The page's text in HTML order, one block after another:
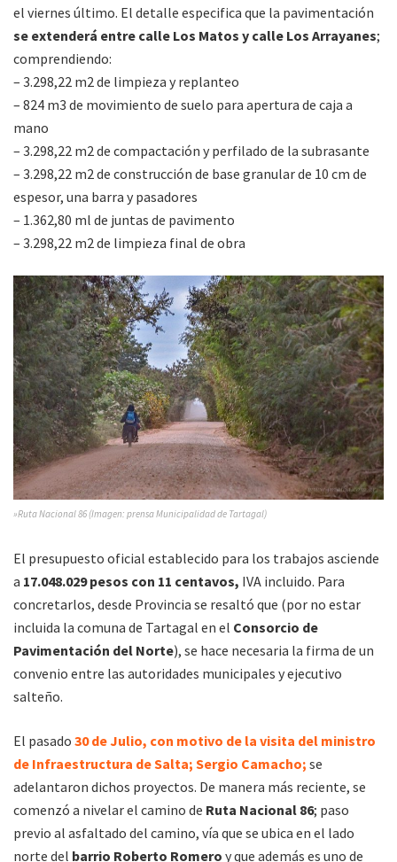
el viernes último. El detalle especifica que la pavimentación
se extenderá entre calle Los Matos y calle Los Arrayanes;
comprendiendo:
– 3.298,22 m2 de limpieza y replanteo
– 824 m3 de movimiento de suelo para apertura de caja a
mano
– 3.298,22 m2 de compactación y perfilado de la subrasante
– 3.298,22 m2 de construcción de base granular de 10 cm de
espesor, una barra y pasadores
– 1.362,80 ml de juntas de pavimento
– 3.298,22 m2 de limpieza final de obra
»Ruta Nacional 86 (Imagen: prensa Municipalidad de Tartagal)
El presupuesto oficial establecido para los trabajos asciende
a 17.048.029 pesos con 11 centavos, IVA incluido. Para
concretarlos, desde Provincia se resaltó que (por no estar
incluida la comuna de Tartagal en el Consorcio de
Pavimentación del Norte), se hace necesaria la firma de un
convenio entre las autoridades municipales y ejecutivo
salteño.
El pasado 30 de Julio, con motivo de la visita del ministro
de Infraestructura de Salta; Sergio Camacho; se
adelantaron dichos proyectos. De manera más reciente, se
comenzó a nivelar el camino de Ruta Nacional 86; paso
previo al asfaltado del camino, vía que se ubica en el lado
norte del barrio Roberto Romero y que además es uno de